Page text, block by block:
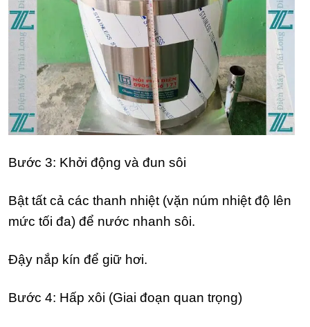
Bước 3: Khởi động và đun sôi
Bật tất cả các thanh nhiệt (vặn núm nhiệt độ lên
mức tối đa) để nước nhanh sôi.
Đậy nắp kín để giữ hơi.
Bước 4: Hấp xôi (Giai đoạn quan trọng)